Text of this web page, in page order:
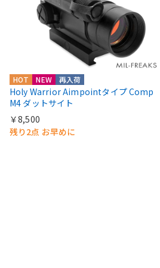
HOT NEW 再入荷
Holy Warrior Aimpointタイプ Comp
M4 ダットサイト
￥8,500
残り2点 お早めに